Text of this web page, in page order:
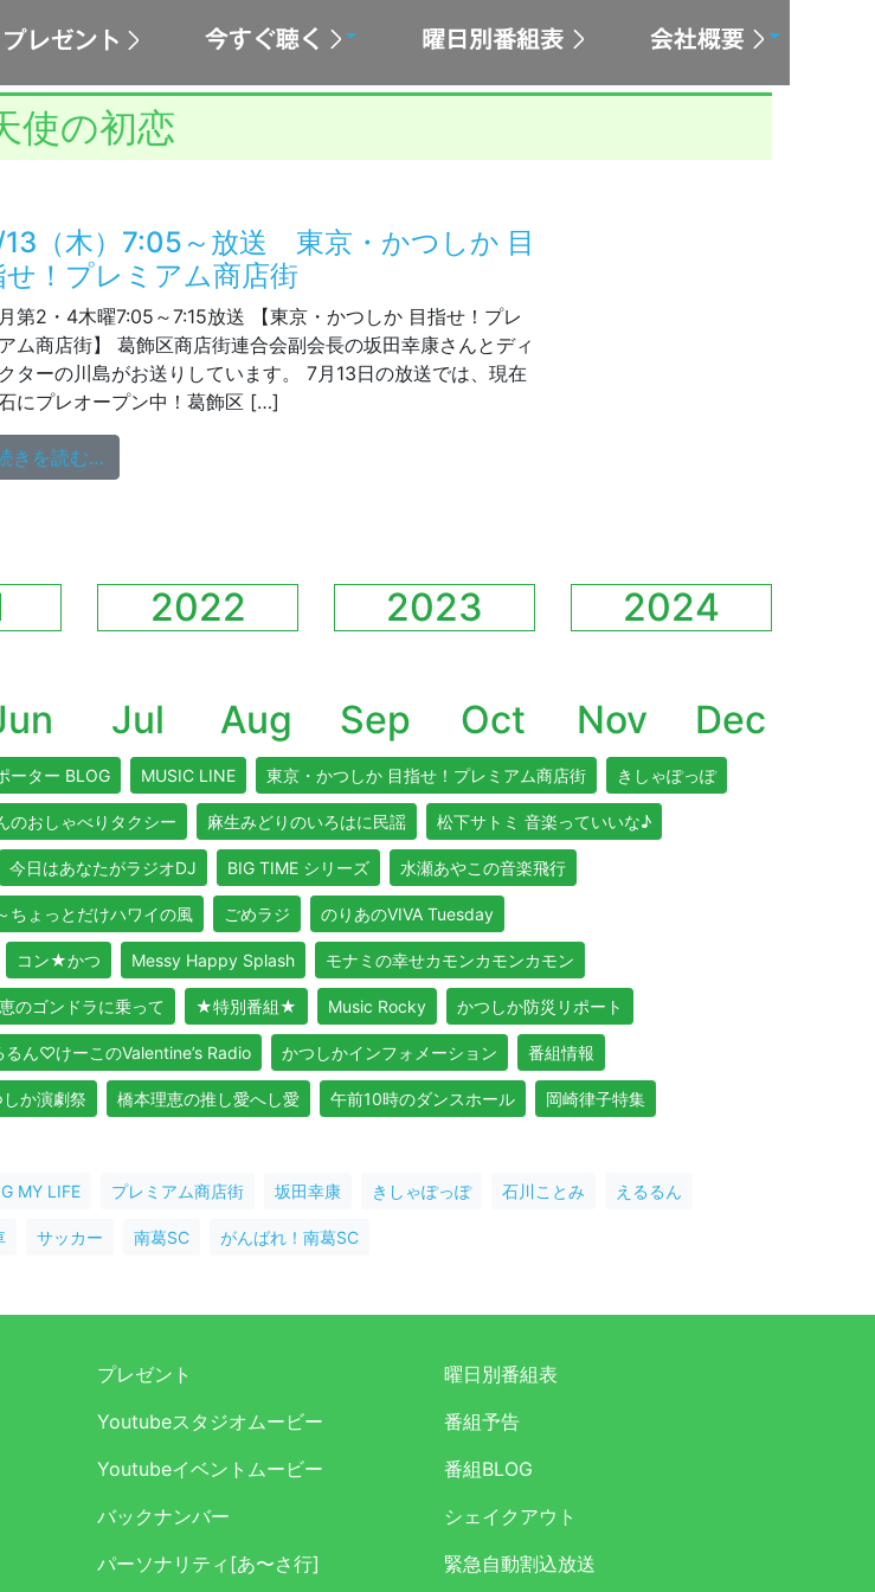
使の初恋
（木）7:05～放送 東京・かつしか 目
せ！プレミアム商店街
第2・4木曜7:05～7:15放送 【東京・かつしか 目指せ！プレ
ム商店街】 葛飾区商店街連合会副会長の坂田幸康さんとディ
ターの川島がお送りしています。 7月13日の放送では、現在
にプレオープン中！葛飾区 […]
きを読む…
2022 2023
2024
Jul Aug Sep Oct Nov Dec
ーター BLOG MUSIC LINE 東京・かつしか 目指せ！プレミアム商店街 きしゃぽっぽ
のおしゃべりタクシー 麻生みどりのいろはに民謡 松下サトミ 音楽っていいな♪
今日はあなたがラジオDJ BIG TIME シリーズ 水瀬あやこの音楽飛行
ちょっとだけハワイの風 ごめラジ のりあのVIVA Tuesday
コン★かつ Messy Happy Splash モナミの幸せカモンカモンカモン
のゴンドラに乗って ★特別番組★ Music Rocky かつしか防災リポート
るん♡けーこのValentine’s Radio かつしかインフォメーション 番組情報
か演劇祭 橋本理恵の推し愛へし愛 午前10時のダンスホール 岡崎律子特集
MY LIFE プレミアム商店街 坂田幸康 きしゃぽっぽ 石川ことみ えるるん
サッカー 南葛SC がんばれ！南葛SC
プレゼント
Youtubeスタジオムービー
Youtubeイベントムービー
バックナンバー
パーソナリティ[あ〜さ行]
曜日別番組表
番組予告
番組BLOG
シェイクアウト
緊急自動割込放送